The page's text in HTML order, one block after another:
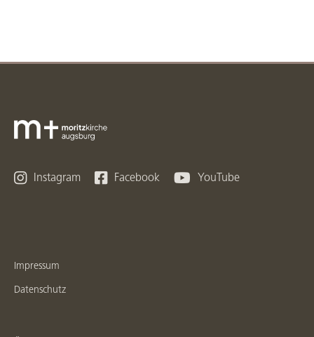
 Instagram  Facebook  YouTube
Impressum
Datenschutz